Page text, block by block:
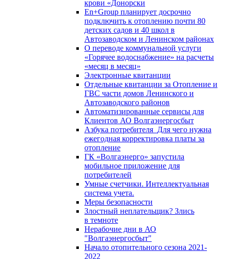
крови «Донорски
En+Group планирует досрочно
подключить к отоплению почти 80
детских садов и 40 школ в
Автозаводском и Ленинском районах
О переводе коммунальной услуги
«Горячее водоснабжение» на расчеты
«месяц в месяц»
Электронные квитанции
Отдельные квитанции за Отопление и
ГВС части домов Ленинского и
Автозаводского районов
Автоматизированные сервисы для
Клиентов АО Волгаэнергосбыт
Азбука потребителя_Для чего нужна
ежегодная корректировка платы за
отопление
ГК «Волгаэнерго» запустила
мобильное приложение для
потребителей
Умные счетчики. Интеллектуальная
система учета.
Меры безопасности
Злостный неплательщик? Злись
в темноте
Нерабочие дни в АО
"Волгаэнергосбыт"
Начало отопительного сезона 2021-
2022